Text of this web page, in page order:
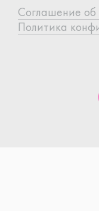
Cоглашение об
Политика